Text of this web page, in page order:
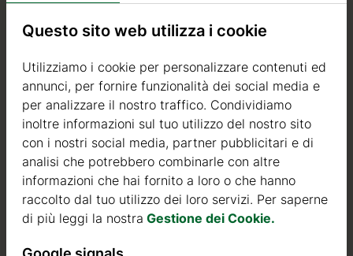
isolamento
Sbalzo del tetto
20 cm
Pavimento
Tavole da 18 mm +
100 mm di
isolamento
Pareti
Tavole 44 mm +
100 mm di
isolamento+
rivestimento
per progetti su
Questo sito web utilizza i cookie
Utilizziamo i cookie per personalizzare contenuti ed
annunci, per fornire funzionalità dei social media e
per analizzare il nostro traffico. Condividiamo
inoltre informazioni sul tuo utilizzo del nostro sito
con i nostri social media, partner pubblicitari e di
analisi che potrebbero combinarle con altre
informazioni che hai fornito a loro o che hanno
raccolto dal tuo utilizzo dei loro servizi. Per saperne
di più leggi la nostra Gestione dei Cookie.